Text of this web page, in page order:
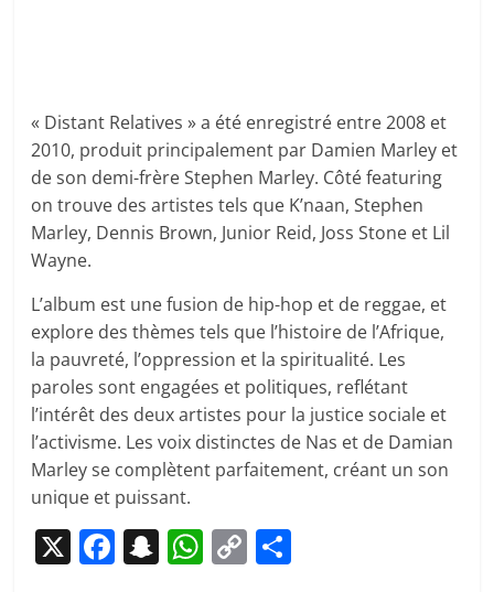
« Distant Relatives » a été enregistré entre 2008 et
2010, produit principalement par Damien Marley et
de son demi-frère Stephen Marley. Côté featuring
on trouve des artistes tels que K’naan, Stephen
Marley, Dennis Brown, Junior Reid, Joss Stone et Lil
Wayne.
L’album est une fusion de hip-hop et de reggae, et
explore des thèmes tels que l’histoire de l’Afrique,
la pauvreté, l’oppression et la spiritualité. Les
paroles sont engagées et politiques, reflétant
l’intérêt des deux artistes pour la justice sociale et
l’activisme. Les voix distinctes de Nas et de Damian
Marley se complètent parfaitement, créant un son
unique et puissant.
X F S W C